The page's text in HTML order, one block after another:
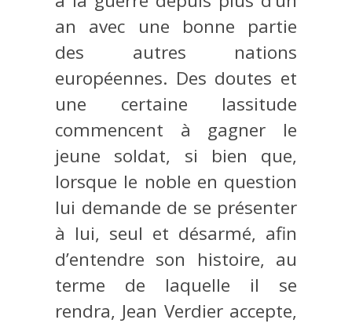
an avec une bonne partie
des autres nations
européennes. Des doutes et
une certaine lassitude
commencent à gagner le
jeune soldat, si bien que,
lorsque le noble en question
lui demande de se présenter
à lui, seul et désarmé, afin
d’entendre son histoire, au
terme de laquelle il se
rendra, Jean Verdier accepte,